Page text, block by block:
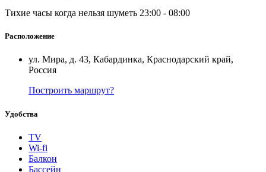
Тихие часы когда нельзя шуметь 23:00 - 08:00
Расположение
ул. Мира, д. 43, Кабардинка, Краснодарский край,
Россия
Построить маршрут?
Удобства
TV
Wi-fi
Балкон
Бассейн